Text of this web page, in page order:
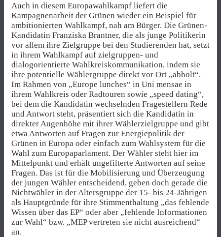
Auch in diesem Europawahlkampf liefert die
Kampagnenarbeit der Grünen wieder ein Beispiel für
ambitionierten Wahlkampf, nah am Bürger. Die Grünen-
Kandidatin Franziska Brantner, die als junge Politikerin
vor allem ihre Zielgruppe bei den Studierenden hat, setzt
in ihrem Wahlkampf auf zielgruppen- und
dialogorientierte Wahlkreiskommunikation, indem sie
ihre potentielle Wählergruppe direkt vor Ort „abholt“.
Im Rahmen von „Europe lunches“ in Uni mensae in
ihrem Wahlkreis oder Radtouren sowie „speed dating“,
bei dem die Kandidatin wechselnden Fragestellern Rede
und Antwort steht, präsentiert sich die Kandidatin in
direkter Augenhöhe mit ihrer Wählerzielgruppe und gibt
etwa Antworten auf Fragen zur Energiepolitik der
Grünen in Europa oder einfach zum Wahlsystem für die
Wahl zum Europaparlament. Der Wähler steht hier im
Mittelpunkt und erhält ungefilterte Antworten auf seine
Fragen. Das ist für die Mobilisierung und Überzeugung
der jungen Wähler entscheidend, geben doch gerade die
Nichtwähler in der Altersgruppe der 15- bis 24-Jährigen
als Hauptgründe für ihre Stimmenthaltung „das fehlende
Wissen über das EP“ oder aber „fehlende Informationen
zur Wahl“ bzw. „MEP vertreten sie nicht ausreichend“
an.